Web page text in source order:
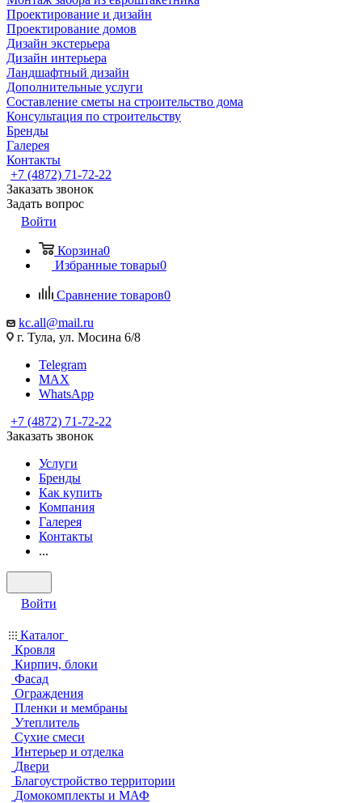
Проектирование и дизайн
Проектирование домов
Дизайн экстерьера
Дизайн интерьера
Ландшафтный дизайн
Дополнительные услуги
Составление сметы на строительство дома
Консультация по строительству
Бренды
Галерея
Контакты
+7 (4872) 71-72-22
Заказать звонок
Задать вопрос
Войти
Корзина0
Избранные товары0
Сравнение товаров0
kc.all@mail.ru
г. Тула, ул. Мосина 6/8
Telegram
MAX
WhatsApp
+7 (4872) 71-72-22
Заказать звонок
Услуги
Бренды
Как купить
Компания
Галерея
Контакты
...
Войти
Каталог
Кровля
Кирпич, блоки
Фасад
Ограждения
Пленки и мембраны
Утеплитель
Сухие смеси
Интерьер и отделка
Двери
Благоустройство территории
Домокомплекты и МАФ